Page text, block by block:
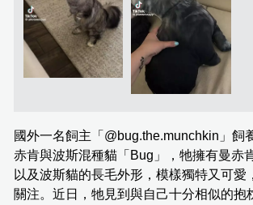
國外一名飼主「@bug.the.munchkin」飼
赤肯與波斯混種貓「Bug」，牠擁有曼赤
以及波斯貓的長毛外形，模樣獨特又可愛
關注。近日，牠見到與自己十分相似的抱